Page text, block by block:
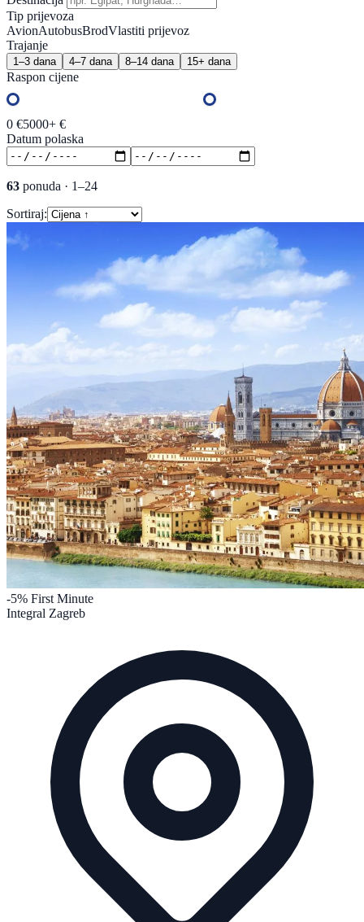
Tip prijevoza
AvionAutobusBrodVlastiti prijevoz
Trajanje
1–3 dana 4–7 dana 8–14 dana 15+ dana
Raspon cijene
0 €5000+ €
Datum polaska
63 ponuda · 1–24
Sortiraj:
-5% First Minute
Integral Zagreb